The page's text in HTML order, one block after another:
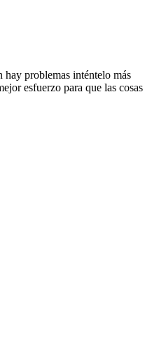
hay problemas inténtelo más
esfuerzo para que las cosas